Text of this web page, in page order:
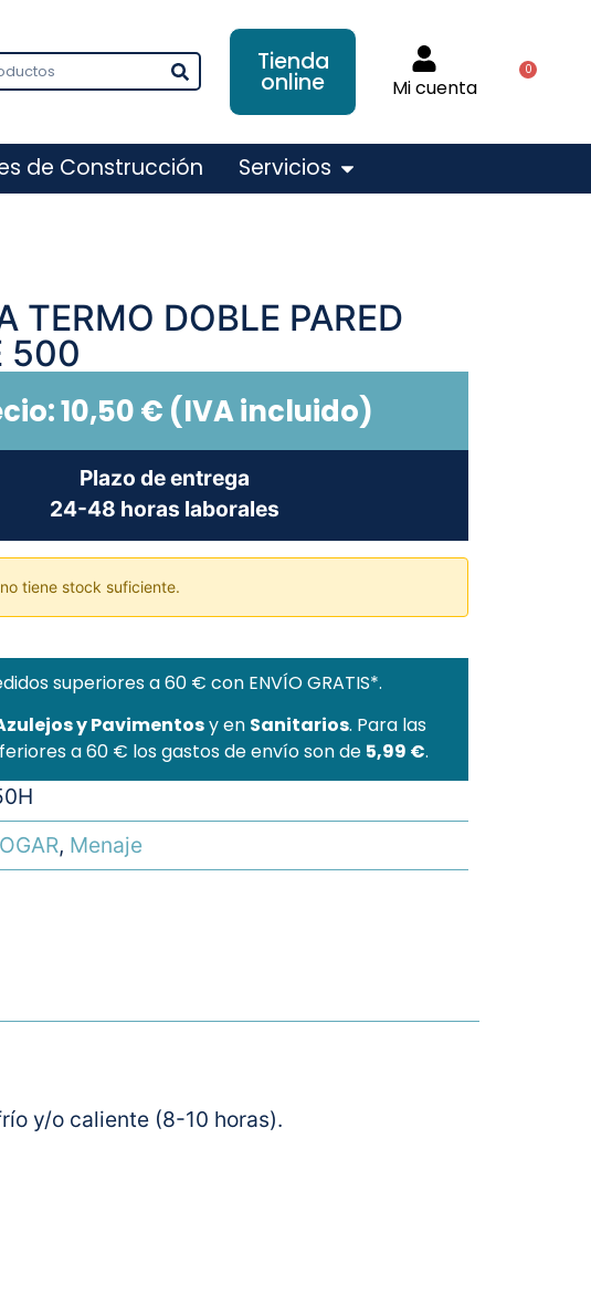
Tienda
online Mi cuenta
0
de Construcción Servicios
TERMO DOBLE PARED
500
10,50€ (IVA incluido)
Plazo de entrega
24-48 horas laborales
tiene stock suficiente.
superiores a 60 € con ENVÍO GRATIS*.
y Pavimentosy en Sanitarios. Para las
a 60 € los gastos de envío son de 5,99 €.
, Menaje
y/o caliente (8-10 horas).